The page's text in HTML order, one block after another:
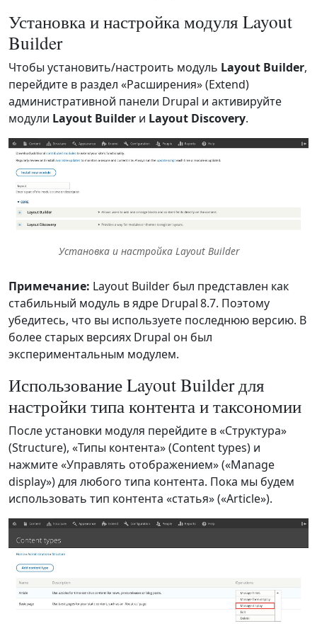
Установка и настройка модуля Layout
Builder
Чтобы установить/настроить модуль Layout Builder,
перейдите в раздел «Расширения» (Extend)
административной панели Drupal и активируйте
модули Layout Builder и Layout Discovery.
Установка и настройка Layout Builder
Примечание: Layout Builder был представлен как
стабильный модуль в ядре Drupal 8.7. Поэтому
убедитесь, что вы используете последнюю версию. В
более старых версиях Drupal он был
экспериментальным модулем.
Использование Layout Builder для
настройки типа контента и таксономии
После установки модуля перейдите в «Структура»
(Structure), «Типы контента» (Content types) и
нажмите «Управлять отображением» («Manage
display») для любого типа контента. Пока мы будем
использовать тип контента «статья» («Article»).